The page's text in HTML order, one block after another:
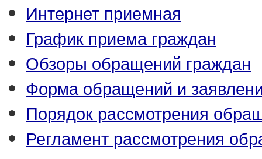
Интернет приемная
График приема граждан
Обзоры обращений граждан
Форма обращений и
Порядок рассмотрения
Регламент рассмотрения